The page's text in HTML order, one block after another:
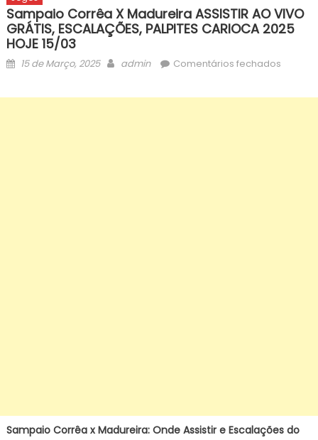
Sampaio Corrêa X Madureira ASSISTIR AO VIVO
GRÁTIS, ESCALAÇÕES, PALPITES CARIOCA 2025
HOJE 15/03
Posted
15 de Março, 2025 Author
admin Comentários fechadosem
Corrêa
Sampaio Corrêa x Madureira: Onde Assistir e Escalações do